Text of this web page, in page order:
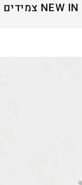
NEW IN צמידים